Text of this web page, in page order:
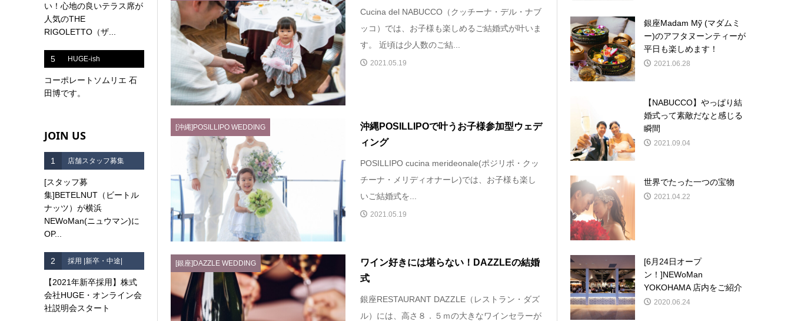
Cucina del NABUCCO（クッチーナ・デル・ナブ
ッコ）では、お子様も楽しめるご結婚式が叶いま
す。 近頃は少人数のご結...
2021.05.19
[沖縄]POSILLIPO WEDDING
沖縄POSILLIPOで叶うお子様参加型ウェデ
ィング
POSILLIPO cucina merideonale(ポジリポ・クッ
チーナ・メリディオナーレ)では、お子様も楽し
いご結婚式を...
2021.05.19
[銀座]DAZZLE WEDDING
ワイン好きには堪らない！DAZZLEの結婚
式
銀座RESTAURANT DAZZLE（レストラン・ダズ
ル）には、高さ８．５ｍの大きなワインセラーが
い！心地の良いテラス席が
人気のTHE
RIGOLETTO（ザ...
5 HUGE-ish
コーポレートソムリエ 石
田博です。
JOIN US
1 店舗スタッフ募集
[スタッフ募
集]BETELNUT（ビートル
ナッツ）が横浜
NEWoMan(ニュウマン)に
OP...
2 採用 |新卒・中途|
【2021年新卒採用】株式
会社HUGE・オンライン会
社説明会スタート
銀座Madam Mỹ (マダムミ
ー)のアフタヌーンティーが
平日も楽しめます！
2021.06.28
【NABUCCO】やっぱり結
婚式って素敵だなと感じる
瞬間
2021.09.04
世界でたった一つの宝物
2021.04.22
[6月24日オープ
ン！]NEWoMan
YOKOHAMA 店内をご紹介
2020.06.24